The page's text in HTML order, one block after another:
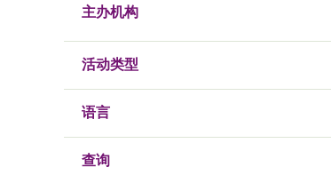
主办机构
活动类型
语言
查询